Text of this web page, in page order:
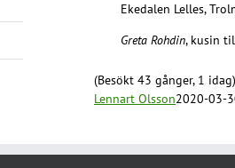
Ekedalen Lelles,
Greta Rohdin, kusin
(Besökt 43 gånger, 1 idag)
Lennart Olsson2020-03-